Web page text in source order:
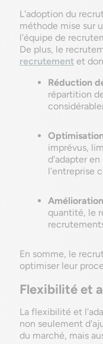
L'adoption du
méthode mise sur
l'équipe de
De plus, le
recrutement et
Réduction
répartition
imprévus,
d'adapter en
l'entreprise
quantité, le
En somme, le
optimiser leur
Flexibilité et
La flexibilité et
non seulement
du marché, mais